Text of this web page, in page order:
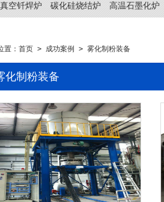
空钎焊炉 碳化硅烧结炉 高温石墨化炉
置： 首页 > 成功案例 > 雾化制粉装备
化制粉装备